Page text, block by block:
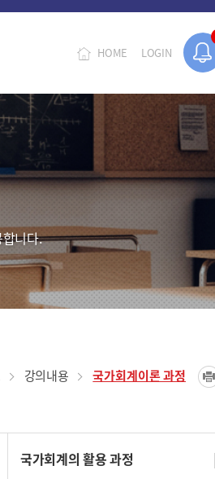
HOME LOGIN
니다.
강의내용 국가회계이론 과정
국가회계의 활용 과정